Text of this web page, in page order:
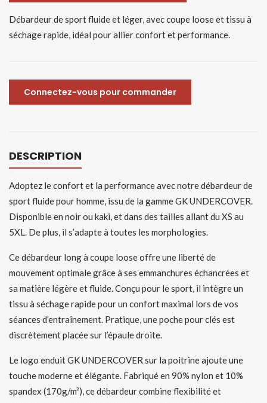
Débardeur de sport fluide et léger, avec coupe loose et tissu à
séchage rapide, idéal pour allier confort et performance.
Connectez-vous pour commander
DESCRIPTION
Adoptez le confort et la performance avec notre débardeur de
sport fluide pour homme, issu de la gamme GK UNDERCOVER.
Disponible en noir ou kaki, et dans des tailles allant du XS au
5XL. De plus, il s’adapte à toutes les morphologies.
Ce débardeur long à coupe loose offre une liberté de
mouvement optimale grâce à ses emmanchures échancrées et
sa matière légère et fluide. Conçu pour le sport, il intègre un
tissu à séchage rapide pour un confort maximal lors de vos
séances d’entraînement. Pratique, une poche pour clés est
discrètement placée sur l’épaule droite.
Le logo enduit GK UNDERCOVER sur la poitrine ajoute une
touche moderne et élégante. Fabriqué en 90% nylon et 10%
spandex (170g/m²), ce débardeur combine flexibilité et